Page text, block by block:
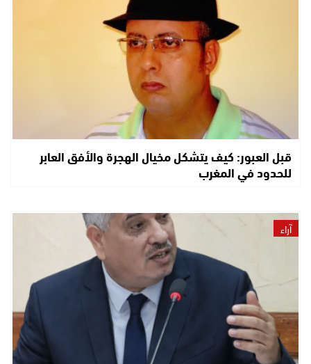
قبل العبور: كيف يتشكل مخيال الهجرة والأفق العابر
للحدود في المغرب
آراء